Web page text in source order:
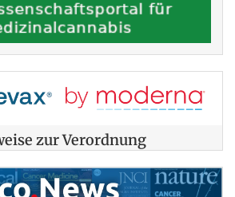
zur Verordnung